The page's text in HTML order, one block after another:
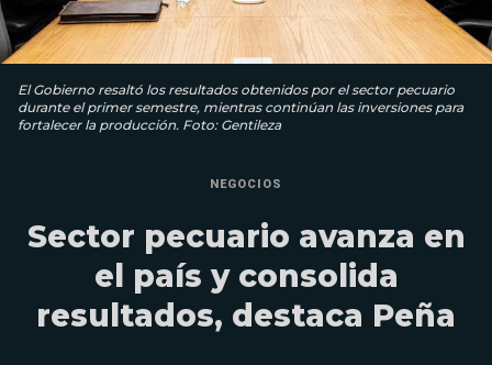
El Gobierno resaltó los resultados obtenidos por el sector pecuario
durante el primer semestre, mientras continúan las inversiones para
fortalecer la producción. Foto: Gentileza
NEGOCIOS
Sector pecuario avanza en
el país y consolida
resultados, destaca Peña